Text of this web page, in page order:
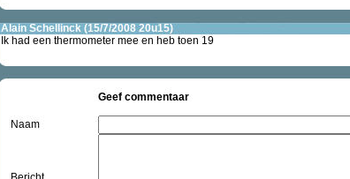
Alain Schellinck (15/7/2008 20u15)
Ik had een thermometer mee en heb toen 19
Geef commentaar
Naam